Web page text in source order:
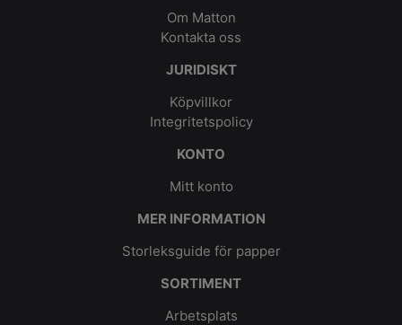
Om Matton
Kontakta oss
JURIDISKT
Köpvillkor
Integritetspolicy
KONTO
Mitt konto
MER INFORMATION
Storleksguide för papper
SORTIMENT
Arbetsplats